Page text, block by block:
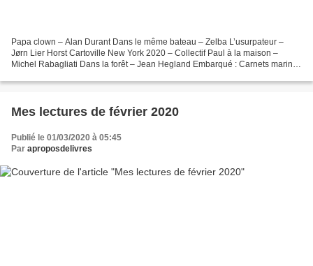
Papa clown – Alan Durant Dans le même bateau – Zelba L’usurpateur –
Jørn Lier Horst Cartoville New York 2020 – Collectif Paul à la maison –
Michel Rabagliati Dans la forêt – Jean Hegland Embarqué : Carnets marins
Mes lectures de février 2020
Publié le 01/03/2020 à 05:45
Par aproposdelivres